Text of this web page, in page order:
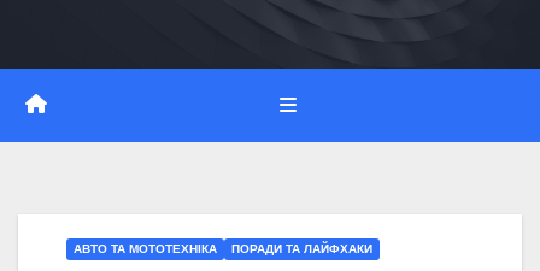
АВТО ТА МОТОТЕХНІКА ПОРАДИ ТА ЛАЙФХАКИ